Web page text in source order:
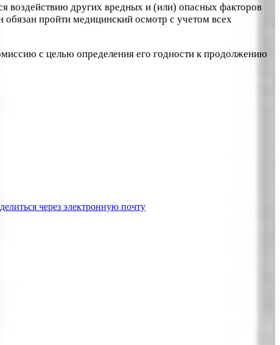
воздействию других вредных и (или) опасных факторов
обязан пройти медицинский осмотр с учетом всех
с целью определения его годности к продолжению
через электронную почту